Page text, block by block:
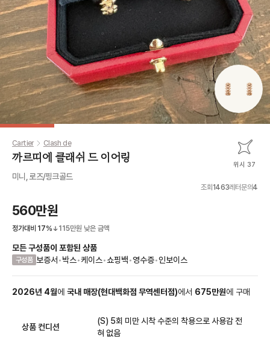
Cartier Clash de
까르띠에 클래쉬 드 이어링 위시 37
미니, 로즈/핑크골드
조회 1463레터문의4
560만원
정가대비 17% 115만원 낮은 금액
모든 구성품이 포함된 상품
구성품 보증서 •박스•케이스•쇼핑백•영수증•인보이스
2026년 4월에 국내 매장(현대백화점 무역센터점)에서 675만원에 구매
상품 컨디션
(S) 5회 미만 시착 수준의 착용으로 사용감 전
혀 없음